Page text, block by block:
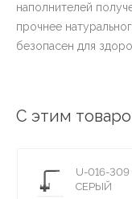
наполнителей
прочнее
безопасен для
С этим
U-016-
СЕРЫЙ